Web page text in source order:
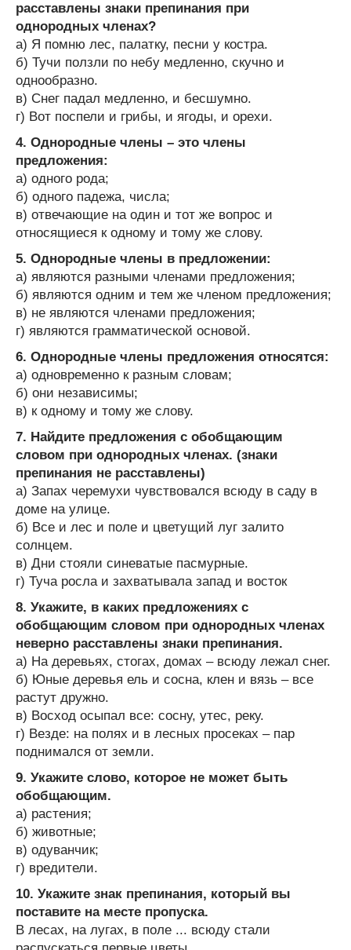
расставлены знаки препинания при
однородных членах?
а) Я помню лес, палатку, песни у костра.
б) Тучи ползли по небу медленно, скучно и
однообразно.
в) Снег падал медленно, и бесшумно.
г) Вот поспели и грибы, и ягоды, и орехи.
4. Однородные члены – это члены
предложения:
а) одного рода;
б) одного падежа, числа;
в) отвечающие на один и тот же вопрос и
относящиеся к одному и тому же слову.
5. Однородные члены в предложении:
а) являются разными членами предложения;
б) являются одним и тем же членом предложения;
в) не являются членами предложения;
г) являются грамматической основой.
6. Однородные члены предложения относятся:
а) одновременно к разным словам;
б) они независимы;
в) к одному и тому же слову.
7. Найдите предложения с обобщающим
словом при однородных членах. (знаки
препинания не расставлены)
а) Запах черемухи чувствовался всюду в саду в
доме на улице.
б) Все и лес и поле и цветущий луг залито
солнцем.
в) Дни стояли синеватые пасмурные.
г) Туча росла и захватывала запад и восток
8. Укажите, в каких предложениях с
обобщающим словом при однородных членах
неверно расставлены знаки препинания.
а) На деревьях, стогах, домах – всюду лежал снег.
б) Юные деревья ель и сосна, клен и вязь – все
растут дружно.
в) Восход осыпал все: сосну, утес, реку.
г) Везде: на полях и в лесных просеках – пар
поднимался от земли.
9. Укажите слово, которое не может быть
обобщающим.
а) растения;
б) животные;
в) одуванчик;
г) вредители.
10. Укажите знак препинания, который вы
поставите на месте пропуска.
В лесах, на лугах, в поле ... всюду стали